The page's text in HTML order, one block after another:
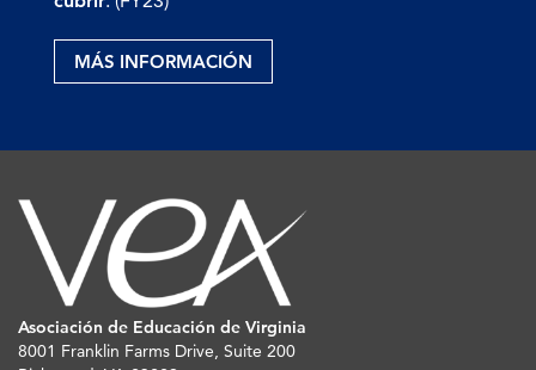
MÁS INFORMACIÓN
Asociación de Educación de Virginia
8001 Franklin Farms Drive, Suite 200